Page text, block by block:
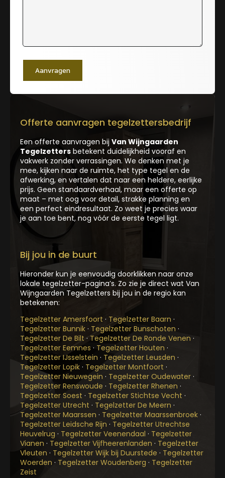
Offerte aanvragen tegelzettersbedrijf
Een offerte aanvragen bij Van Wijngaarden
Tegelzetters betekent duidelijkheid vooraf en
vakwerk zonder verrassingen. We denken met je
mee, kijken naar de ruimte, het type tegel en de
afwerking, en vertalen dat naar een heldere, eerlijke
prijs. Geen standaardverhaal, maar een offerte op
maat – met oog voor detail, strakke planning en
een perfect eindresultaat. Zo weet je precies waar
je aan toe bent, nog vóór de eerste tegel ligt.
Bij jou in de buurt
Hieronder kun je eenvoudig doorklikken naar onze
lokale tegelzetter-pagina’s. Zo zie je direct wat Van
Wijngaarden Tegelzetters bij jou in de regio kan
betekenen:
Tegelzetter Amersfoort · Tegelzetter Baarn ·
Tegelzetter Bunnik · Tegelzetter Bunschoten ·
Tegelzetter De Bilt · Tegelzetter De Ronde Venen ·
Tegelzetter Eemnes · Tegelzetter Houten ·
Tegelzetter IJsselstein · Tegelzetter Leusden ·
Tegelzetter Lopik · Tegelzetter Montfoort ·
Tegelzetter Nieuwegein · Tegelzetter Oudewater ·
Tegelzetter Renswoude · Tegelzetter Rhenen ·
Tegelzetter Soest · Tegelzetter Stichtse Vecht ·
Tegelzetter Utrecht · Tegelzetter De Meern ·
Tegelzetter Maarssen · Tegelzetter Maarssenbroek ·
Tegelzetter Leidsche Rijn · Tegelzetter Utrechtse
Heuvelrug · Tegelzetter Veenendaal · Tegelzetter
Vianen · Tegelzetter Vijfheerenlanden · Tegelzetter
Vleuten · Tegelzetter Wijk bij Duurstede · Tegelzetter
Woerden · Tegelzetter Woudenberg · Tegelzetter
Zeist
Aanvragen